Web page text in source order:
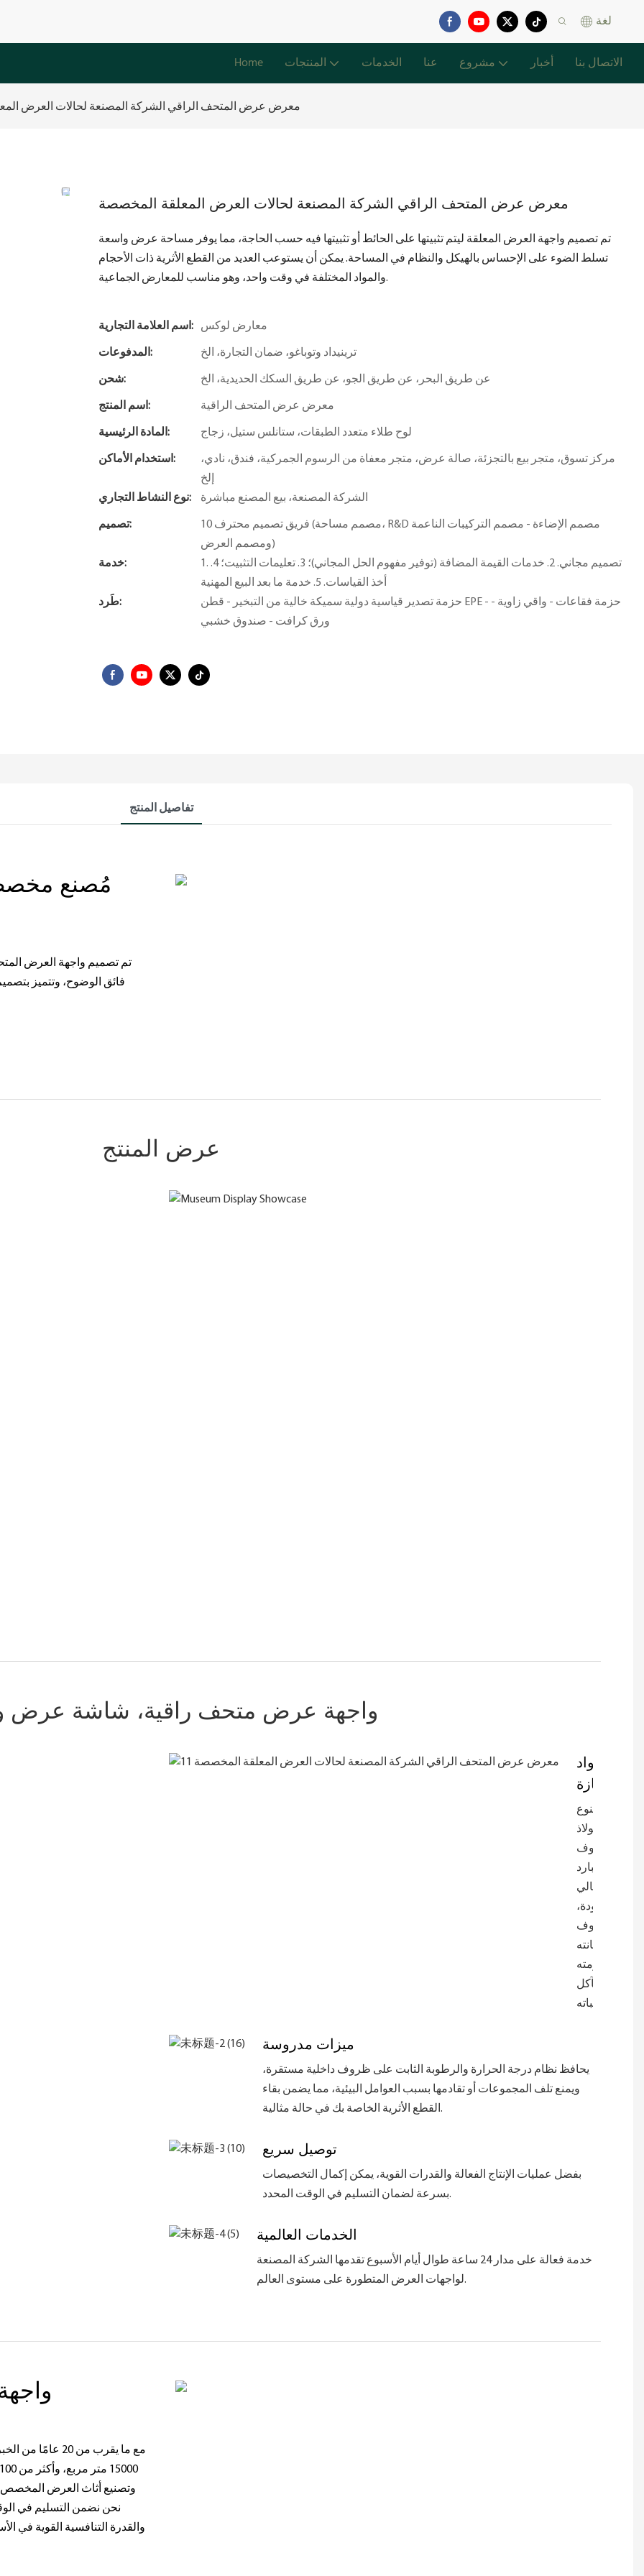
لغة
Home المنتجات الخدمات عنا مشروع أخبار الاتصال بنا
معرض عرض المتحف الراقي الشركة المصنعة لحالات العرض
معرض عرض المتحف الراقي الشركة المصنعة لحالات العرض المعلقة المخصصة
تم تصميم واجهة العرض المعلقة ليتم تثبيتها على الحائط أو تثبيتها فيه حسب الحاجة، مما يوفر مساحة عرض واسعة
تسلط الضوء على الإحساس بالهيكل والنظام في المساحة. يمكن أن يستوعب العديد من القطع الأثرية ذات الأحجام
والمواد المختلفة في وقت واحد، وهو مناسب للمعارض الجماعية.
اسم العلامة التجارية: معارض لوكس
المدفوعات: ترينيداد وتوباغو، ضمان التجارة، الخ
شحن: عن طريق البحر، عن طريق الجو، عن طريق السكك الحديدية، الخ
اسم المنتج: معرض عرض المتحف الراقية
المادة الرئيسية: لوح طلاء متعدد الطبقات، ستانلس ستيل، زجاج
استخدام الأماكن:
مركز تسوق، متجر بيع بالتجزئة، صالة عرض، متجر معفاة من الرسوم الجمركية، فندق، نادي،
إلخ
نوع النشاط التجاري:
الشركة المصنعة، بيع المصنع مباشرة
تصميم:
10 فريق تصميم محترف (مصمم مساحة، R&D مصمم الإضاءة - مصمم التركيبات الناعمة
ومصمم العرض)
خدمة:
1. تصميم مجاني. 2. خدمات القيمة المضافة (توفير مفهوم الحل المجاني)؛ 3. تعليمات التثبيت؛ 4.
أخذ القياسات. 5. خدمة ما بعد البيع المهنية
طَرد:
حزمة تصدير قياسية دولية سميكة خالية من التبخير - قطن EPE - حزمة فقاعات - واقي زاوية -
ورق كرافت - صندوق خشبي
تفاصيل المنتج
مُصنع
تم تصميم واجهة العرض
فائق الوضوح، وتتميز
عرض المنتج
واجهة عرض متحف راقية، شاشة عرض
مواد
ممتازة
مصنوع
من فولاذ
ملفوف
على البارد
عالي
الجودة،
والمعروف
بمتانته
ومقاومته
للتآكل
ميزات مدروسة
يحافظ نظام درجة الحرارة والرطوبة الثابت على ظروف داخلية مستقرة،
ويمنع تلف المجموعات أو تقادمها بسبب العوامل البيئية، مما يضمن بقاء
القطع الأثرية الخاصة بك في حالة مثالية.
توصيل سريع
بفضل عمليات الإنتاج الفعالة والقدرات القوية، يمكن إكمال التخصيصات
بسرعة لضمان التسليم في الوقت المحدد.
الخدمات العالمية
خدمة فعالة على مدار 24 ساعة طوال أيام الأسبوع تقدمها الشركة المصنعة
لواجهات العرض المتطورة على مستوى العالم.
وتصنيع أثاث العرض
نحن نضمن التسليم في